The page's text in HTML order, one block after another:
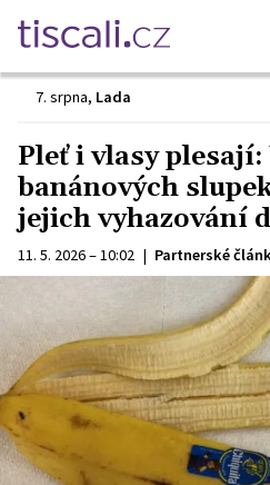
7. srpna, Lada
Pleť i vlasy
banánových
jejich vyhazování
11. 5. 2026 – 10:02 | Partnerské